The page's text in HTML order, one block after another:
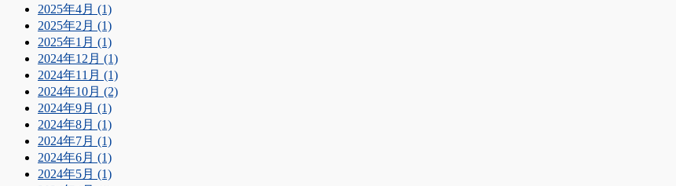
2025年4月 (1)
2025年2月 (1)
2025年1月 (1)
2024年12月 (1)
2024年11月 (1)
2024年10月 (2)
2024年9月 (1)
2024年8月 (1)
2024年7月 (1)
2024年6月 (1)
2024年5月 (1)